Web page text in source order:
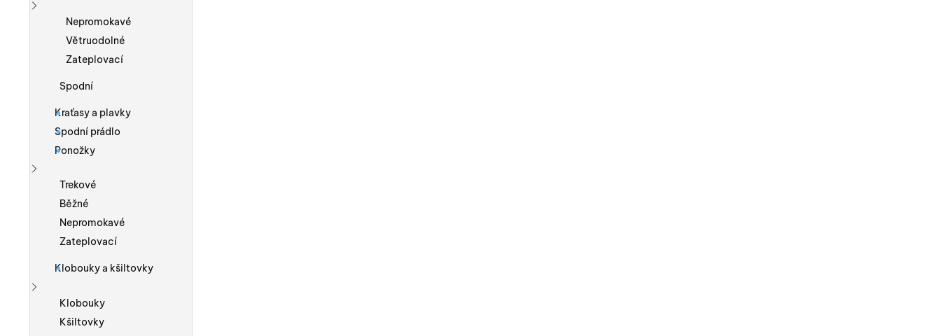
Zobrazit více
Nepromokavé
Větruodolné
Zateplovací
Spodní
Kraťasy a plavky
Spodní prádlo
Ponožky
Zobrazit více
Trekové
Běžné
Nepromokavé
Zateplovací
Klobouky a kšiltovky
Zobrazit více
Klobouky
Kšiltovky